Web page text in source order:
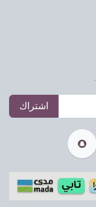
اشتراك